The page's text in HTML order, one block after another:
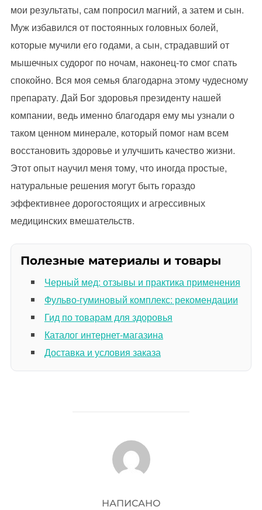
мои результаты, сам попросил магний, а затем и сын.
Муж избавился от постоянных головных болей,
которые мучили его годами, а сын, страдавший от
мышечных судорог по ночам, наконец-то смог спать
спокойно. Вся моя семья благодарна этому чудесному
препарату. Дай Бог здоровья президенту нашей
компании, ведь именно благодаря ему мы узнали о
таком ценном минерале, который помог нам всем
восстановить здоровье и улучшить качество жизни.
Этот опыт научил меня тому, что иногда простые,
натуральные решения могут быть гораздо
эффективнее дорогостоящих и агрессивных
медицинских вмешательств.
Полезные материалы и товары
Черный мед: отзывы и практика применения
Фульво-гуминовый комплекс: рекомендации
Гид по товарам для здоровья
Каталог интернет-магазина
Доставка и условия заказа
АВТОР ЗАПИСИ
НАПИСАНО